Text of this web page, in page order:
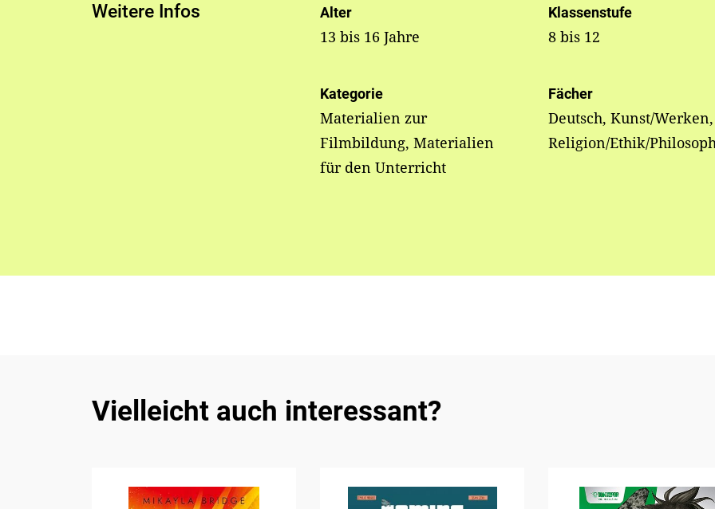
Weitere Infos Alter
13 bis 16 Jahre
Klassenstufe
8 bis 12
Kategorie
Materialien zur
Filmbildung, Materialien
für den Unterricht
Fächer
Deutsch, Kunst/Werken,
Religion/Ethik/
Vielleicht auch interessant?